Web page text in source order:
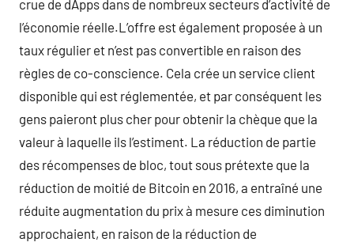
crue de dApps dans de nombreux secteurs d’activité de
l’économie réelle.L’offre est également proposée à un
taux régulier et n’est pas convertible en raison des
règles de co-conscience. Cela crée un service client
disponible qui est réglementée, et par conséquent les
gens paieront plus cher pour obtenir la chèque que la
valeur à laquelle ils l’estiment. La réduction de partie
des récompenses de bloc, tout sous prétexte que la
réduction de moitié de Bitcoin en 2016, a entraîné une
réduite augmentation du prix à mesure ces diminution
approchaient, en raison de la réduction de